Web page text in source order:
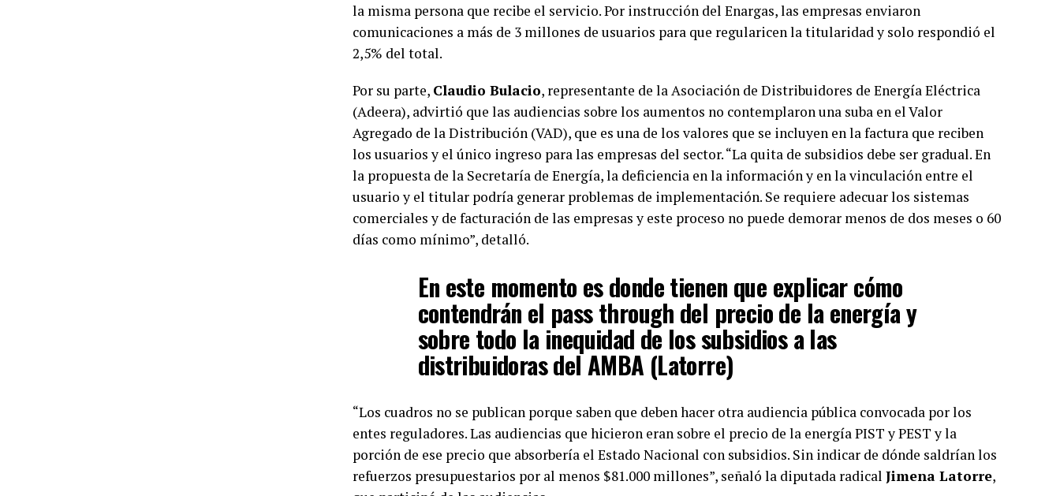
la misma persona que recibe el servicio. Por instrucción del Enargas, las empresas enviaron
comunicaciones a más de 3 millones de usuarios para que regularicen la titularidad y solo respondió el
2,5% del total.
Por su parte, Claudio Bulacio, representante de la Asociación de Distribuidores de Energía Eléctrica
(Adeera), advirtió que las audiencias sobre los aumentos no contemplaron una suba en el Valor
Agregado de la Distribución (VAD), que es una de los valores que se incluyen en la factura que reciben
los usuarios y el único ingreso para las empresas del sector. “La quita de subsidios debe ser gradual. En
la propuesta de la Secretaría de Energía, la deficiencia en la información y en la vinculación entre el
usuario y el titular podría generar problemas de implementación. Se requiere adecuar los sistemas
comerciales y de facturación de las empresas y este proceso no puede demorar menos de dos meses o 60
días como mínimo”, detalló.
En este momento es donde tienen que explicar cómo
contendrán el pass through del precio de la energía y
sobre todo la inequidad de los subsidios a las
distribuidoras del AMBA (Latorre)
“Los cuadros no se publican porque saben que deben hacer otra audiencia pública convocada por los
entes reguladores. Las audiencias que hicieron eran sobre el precio de la energía PIST y PEST y la
porción de ese precio que absorbería el Estado Nacional con subsidios. Sin indicar de dónde saldrían los
refuerzos presupuestarios por al menos $81.000 millones”, señaló la diputada radical Jimena Latorre,